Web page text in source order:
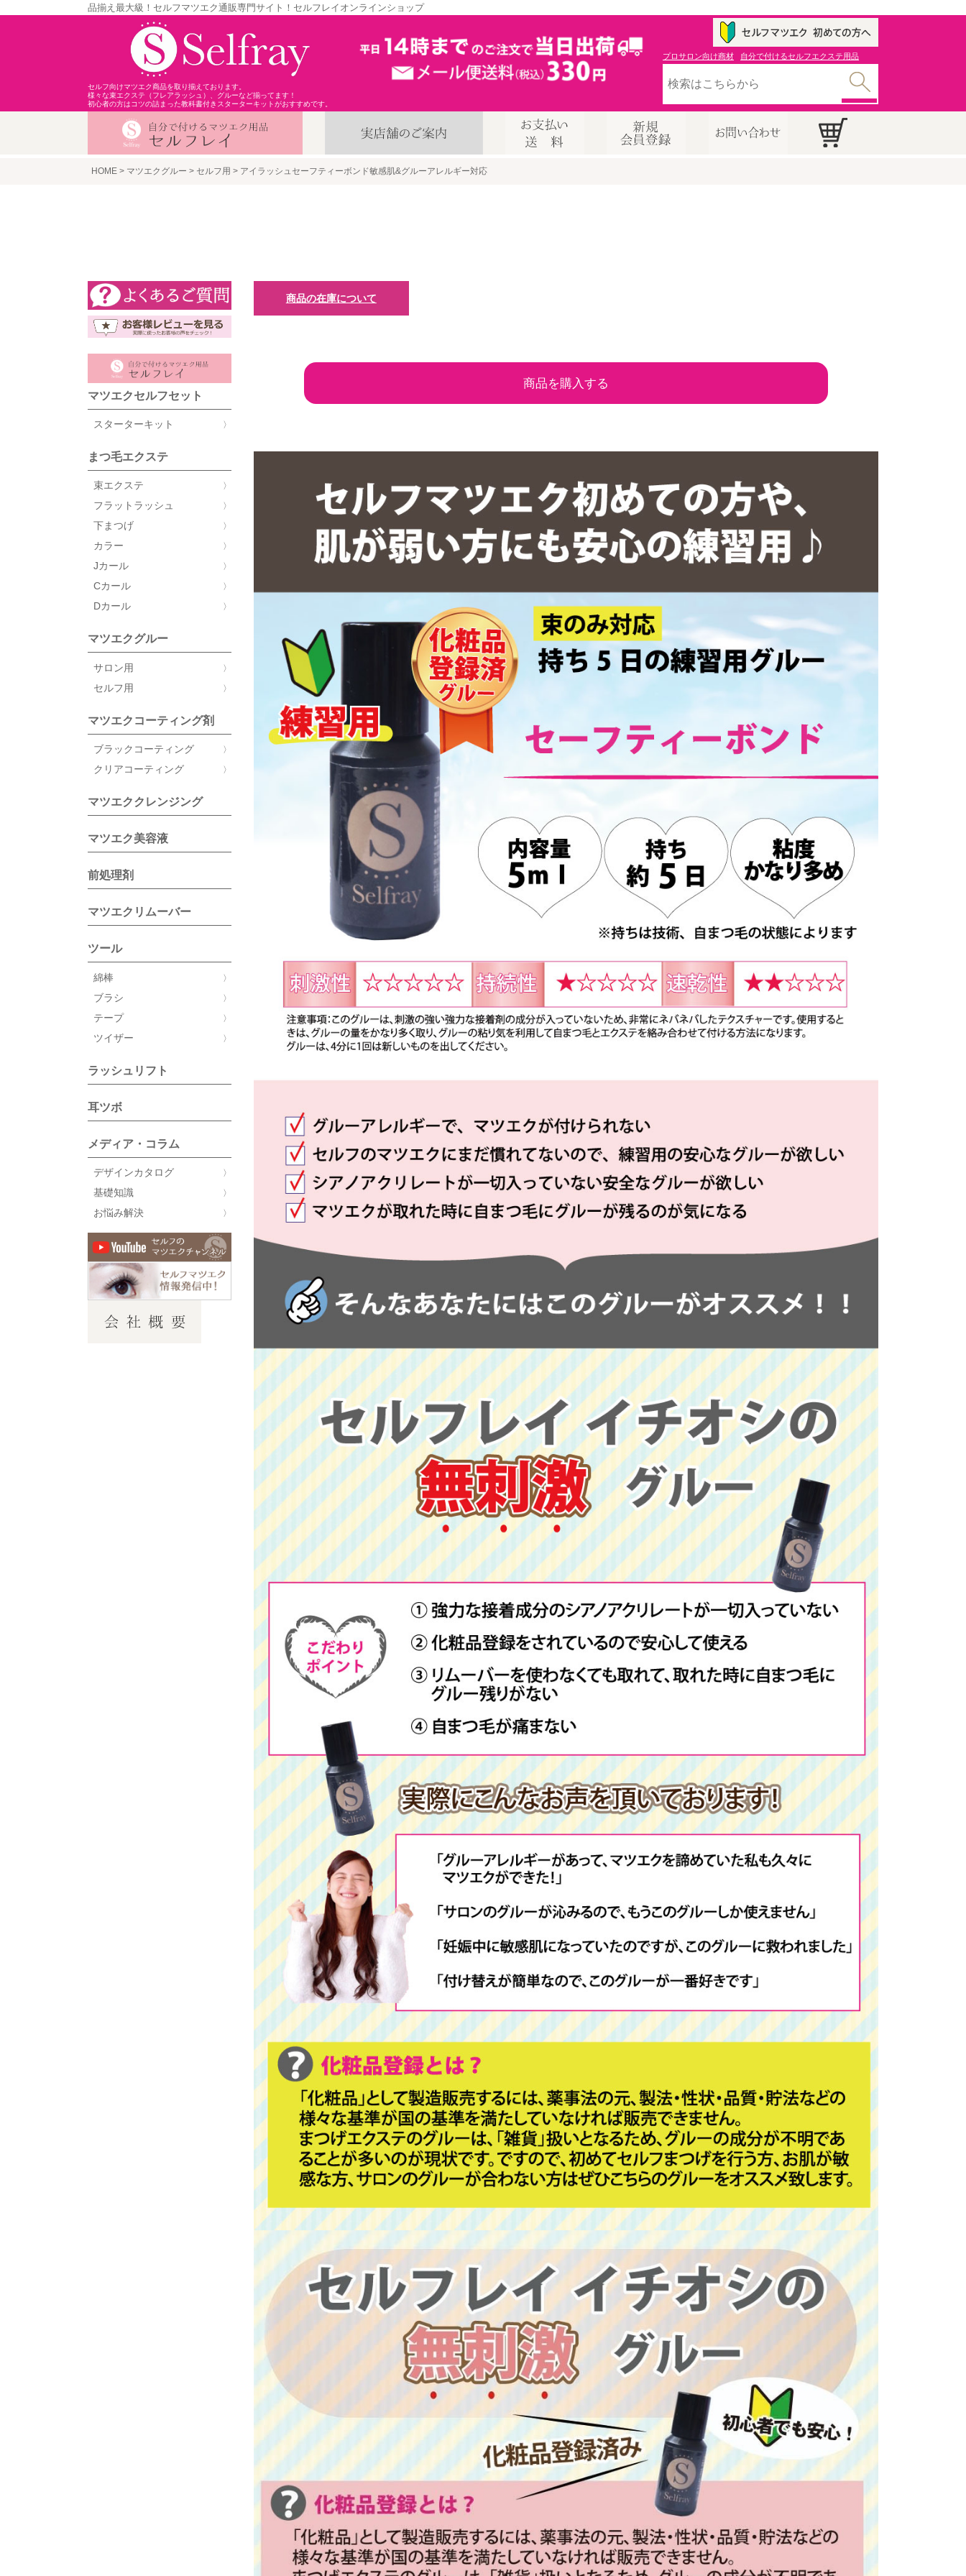
品揃え最大級！セルフマツエク通販専門サイト！セルフレイオンラインショップ
セルフ向けマツエク商品を取り揃えております。
様々な束エクステ（フレアラッシュ）、グルーなど揃ってます！
初心者の方はコツの詰まった教科書付きスターターキットがおすすめです。
プロサロン向け商材 自分で付けるセルフエクステ用品
HOME マツエクグルー セルフ用 アイラッシュセーフティーボンド敏感肌&グルーアレルギー対応
マツエクセルフセット
スターターキット
まつ毛エクステ
束エクステ
フラットラッシュ
下まつげ
カラー
Jカール
Cカール
Dカール
マツエクグルー
サロン用
セルフ用
マツエクコーティング剤
ブラックコーティング
クリアコーティング
マツエククレンジング
マツエク美容液
前処理剤
マツエクリムーバー
ツール
綿棒
ブラシ
テープ
ツイザー
ラッシュリフト
耳ツボ
メディア・コラム
デザインカタログ
基礎知識
お悩み解決
商品の在庫について
商品を購入する